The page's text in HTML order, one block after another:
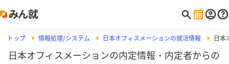
トップ 情報処理/システム 日本オフィスメーションの就活情報 日本
日本オフィスメーションの内定情報・内定者からの